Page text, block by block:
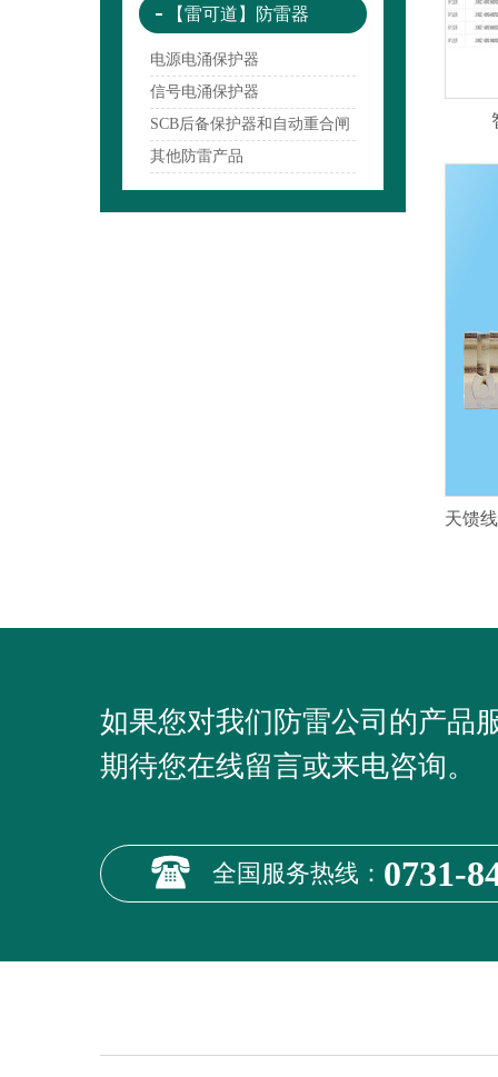
【雷可道】防雷器
电源电涌保护器
信号电涌保护器
SCB后备保护器和自动重合闸
其他防雷产品
如果您对我们防雷公司的产品
期待您在线留言或来电咨询。
全国服务热线： 0731-